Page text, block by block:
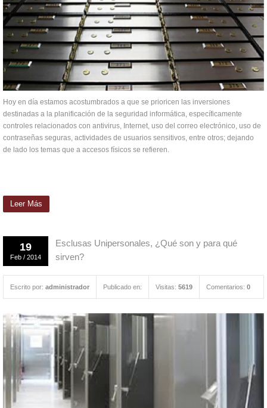
Hoy en día estamos acostumbrados a que se prioricen las inversiones
destinadas a la planificación de la seguridad informática, específicamente
controles relacionados con antivirus, Internet, uso del correo electrónico, uso de
contraseñas seguras, actividades de usuarios sensitivos, entre otros; dejando
de lado los temas que a accesos físicos se refieren.
Leer Más
19
Feb /2014
Esclusas Unipersonales, ¿Qué son y para qué
sirven?
Escrito por:administrador Publicado en: Visitas:5619 Comentarios:0